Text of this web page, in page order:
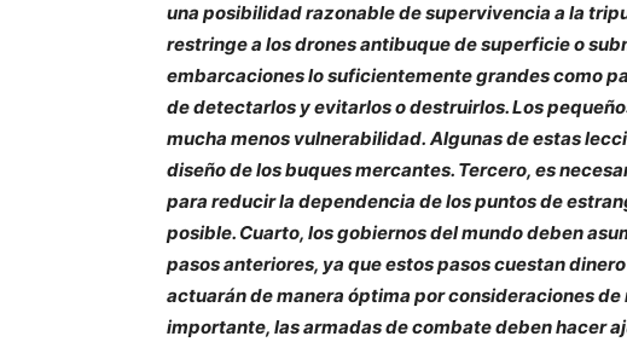
una posibilidad razonable de supervivencia a la
restringe a los drones antibuque de superficie o
embarcaciones lo suficientemente grandes como
de detectarlos y evitarlos o destruirlos. Los
mucha menos vulnerabilidad. Algunas de estas
diseño de los buques mercantes. Tercero, es
para reducir la dependencia de los puntos de
posible. Cuarto, los gobiernos del mundo deben
pasos anteriores, ya que estos pasos cuestan
actuarán de manera óptima por consideraciones
importante, las armadas de combate deben hacer